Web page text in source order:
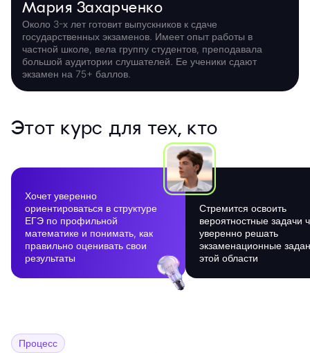
Мария Захарченко
Около 3-х лет готовит выпускников к сдаче
государственных экзаменов. Имеет опыт работы в
частной школе, вела группу студентов, преподавала
большой аудитории слушателей. Ее ученики сдают
экзамен на 75+ баллов.
Этот курс для тех, кто
Хочет уверенно
ориентироваться в структуре
ЕГЭ по профильной
математике и понимать, как
правильно оценивать свои
результаты
Стремится освоить
вероятностные задачи
уверенно решать
экзаменационные
этой области
Процесс